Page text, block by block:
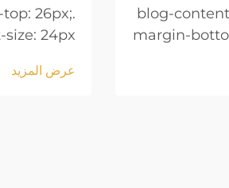
.blog-
margin-
height:
26px;
24px
h3 {
عرض المزيد